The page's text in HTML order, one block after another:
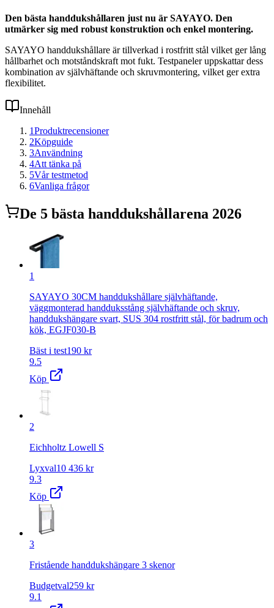
Den bästa handdukshållaren just nu är SAYAYO. Den
utmärker sig med robust konstruktion och enkel montering.
SAYAYO handdukshållare är tillverkad i rostfritt stål vilket ger lång
hållbarhet och motståndskraft mot fukt. Testpaneler uppskattar dess
kombination av självhäftande och skruvmontering, vilket ger extra
flexibilitet.
Innehåll
1Produktrecensioner
2Köpguide
3Användning
4Att tänka på
5Vår testmetod
6Vanliga frågor
De 5 bästa handdukshållarena 2026
1
SAYAYO 30CM handdukshållare självhäftande,
väggmonterad handduksstång självhäftande och skruv,
handdukshängare svart, SUS 304 rostfritt stål, för badrum och
kök, EGJF030-B
Bäst i test190 kr
9.5
Köp
2
Eichholtz Lowell S
Lyxval10 436 kr
9.3
Köp
3
Fristående handdukshängare 3 skenor
Budgetval259 kr
9.1